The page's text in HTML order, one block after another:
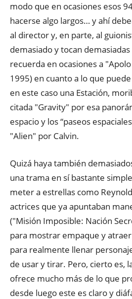
modo que en ocasiones esos
hacerse algo largos… y ahí
al director y, en parte, al
demasiado y tocan
recuerda en ocasiones a
1995) en cuanto a lo que
en este caso una Estación,
citada "Gravity" por esa
espacio y los “paseos
"Alien" por Calvin.
Quizá haya también
una trama en sí bastante
meter a estrellas como
actrices que ya apuntaban
("Misión Imposible: Nación
para mostrar empaque y
para realmente llenar
de usar y tirar. Pero, cierto es,
ofrece mucho más de lo que
desde luego este es claro y